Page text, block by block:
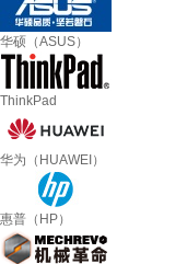
华硕（ASUS）
ThinkPad
华为（HUAWEI）
惠普（HP）